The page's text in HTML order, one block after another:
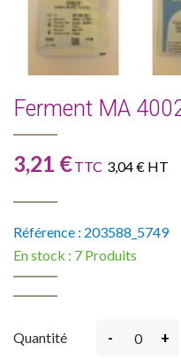
Ferment MA
3,21 €TTC 3,04 € HT
Référence : 203588_5749
En stock : 7 Produits
Quantité - +